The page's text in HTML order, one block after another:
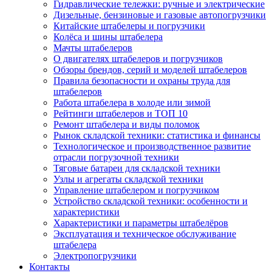
Гидравлические тележки: ручные и электрические
Дизельные, бензиновые и газовые автопогрузчики
Китайские штабелеры и погрузчики
Колёса и шины штабелера
Мачты штабелеров
О двигателях штабелеров и погрузчиков
Обзоры брендов, серий и моделей штабелеров
Правила безопасности и охраны труда для
штабелеров
Работа штабелера в холоде или зимой
Рейтинги штабелеров и ТОП 10
Ремонт штабелера и виды поломок
Рынок складской техники: статистика и финансы
Технологическое и производственное развитие
отрасли погрузочной техники
Тяговые батареи для складской техники
Узлы и агрегаты складской техники
Управление штабелером и погрузчиком
Устройство складской техники: особенности и
характеристики
Характеристики и параметры штабелёров
Эксплуатация и техническое обслуживание
штабелера
Электропогрузчики
Контакты